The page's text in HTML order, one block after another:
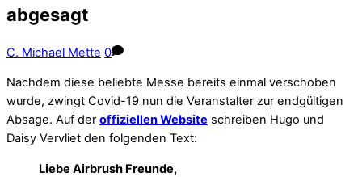
abgesagt
C. Michael Mette 0
Nachdem diese beliebte Messe bereits einmal verschoben
wurde, zwingt Covid-19 nun die Veranstalter zur endgültigen
Absage. Auf der offiziellen Website schreiben Hugo und
Daisy Vervliet den folgenden Text:
Liebe Airbrush Freunde,